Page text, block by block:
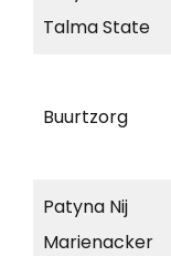
Talma State
Buurtzorg
Patyna Nij
Marienacker